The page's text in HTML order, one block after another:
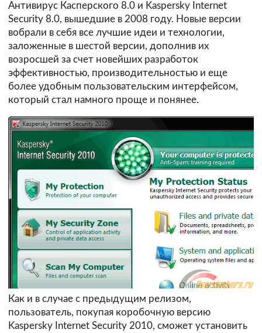
Антивирус Касперского 8.0 и Kaspersky Internet
Security 8.0, вышедшие в 2008 году. Новые версии
вобрали в себя все лучшие идеи и технологии,
заложенные в шестой версии, дополнив их
возросшей за счет новейших разработок
эффективностью, производительностью и еще
более удобным пользовательским интерфейсом,
который стал намного проще и понянее.
Как и в случае с предыдущим релизом,
пользователь, покупая коробочную версию
Kaspersky Internet Security 2010, сможет установить